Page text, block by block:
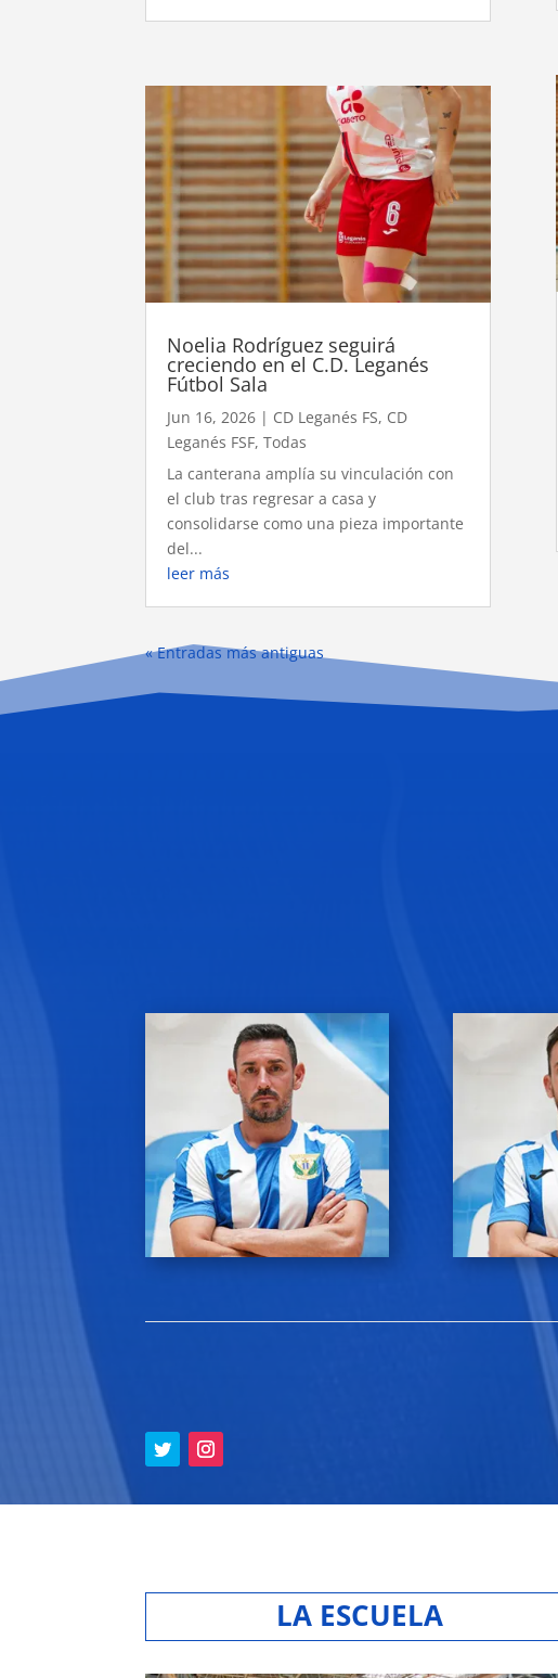
Noelia Rodríguez seguirá
creciendo en el C.D. Leganés
Fútbol Sala
Jun 16, 2026 | CD Leganés FS, CD
Leganés FSF,Todas
La canterana amplía su vinculación con
el club tras regresar a casa y
consolidarse como una pieza importante
del...
leer más
« Entradas más antiguas
LA ESCUELA